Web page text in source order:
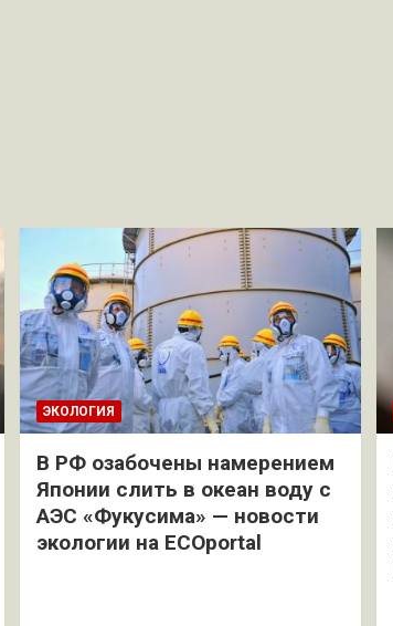
ЭКОЛОГИЯ
В РФ озабочены намерением
Японии слить в океан воду с
АЭС «Фукусима» — новости
экологии на ECOportal